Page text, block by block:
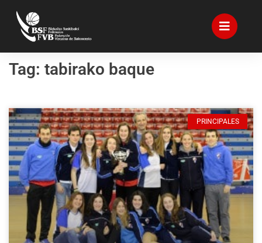
Tag: tabirako baque
PRINCIPALES